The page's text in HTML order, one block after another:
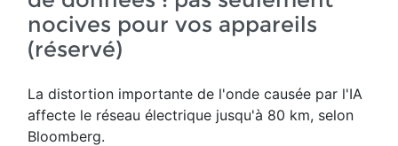
nocives pour vos appareils
(réservé)
La distortion importante de l'onde causée par l'IA
affecte le réseau électrique jusqu'à 80 km, selon
Bloomberg.